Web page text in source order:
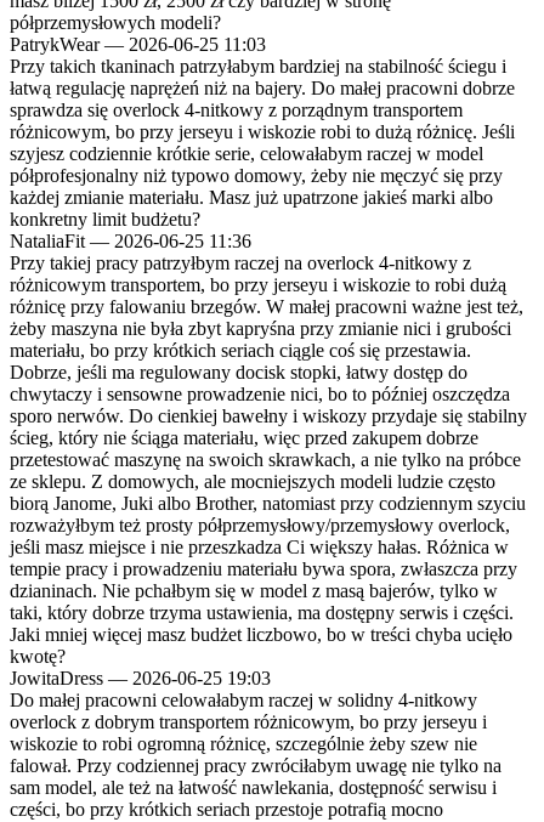
półprzemysłowych modeli?
PatrykWear — 2026-06-25 11:03
Przy takich tkaninach patrzyłabym bardziej na stabilność ściegu i
łatwą regulację naprężeń niż na bajery. Do małej pracowni dobrze
sprawdza się overlock 4-nitkowy z porządnym transportem
różnicowym, bo przy jerseyu i wiskozie robi to dużą różnicę. Jeśli
szyjesz codziennie krótkie serie, celowałabym raczej w model
półprofesjonalny niż typowo domowy, żeby nie męczyć się przy
każdej zmianie materiału. Masz już upatrzone jakieś marki albo
konkretny limit budżetu?
NataliaFit — 2026-06-25 11:36
Przy takiej pracy patrzyłbym raczej na overlock 4-nitkowy z
różnicowym transportem, bo przy jerseyu i wiskozie to robi dużą
różnicę przy falowaniu brzegów. W małej pracowni ważne jest też,
żeby maszyna nie była zbyt kapryśna przy zmianie nici i grubości
materiału, bo przy krótkich seriach ciągle coś się przestawia.
Dobrze, jeśli ma regulowany docisk stopki, łatwy dostęp do
chwytaczy i sensowne prowadzenie nici, bo to później oszczędza
sporo nerwów. Do cienkiej bawełny i wiskozy przydaje się stabilny
ścieg, który nie ściąga materiału, więc przed zakupem dobrze
przetestować maszynę na swoich skrawkach, a nie tylko na próbce
ze sklepu. Z domowych, ale mocniejszych modeli ludzie często
biorą Janome, Juki albo Brother, natomiast przy codziennym szyciu
rozważyłbym też prosty półprzemysłowy/przemysłowy overlock,
jeśli masz miejsce i nie przeszkadza Ci większy hałas. Różnica w
tempie pracy i prowadzeniu materiału bywa spora, zwłaszcza przy
dzianinach. Nie pchałbym się w model z masą bajerów, tylko w
taki, który dobrze trzyma ustawienia, ma dostępny serwis i części.
Jaki mniej więcej masz budżet liczbowo, bo w treści chyba ucięło
kwotę?
JowitaDress — 2026-06-25 19:03
Do małej pracowni celowałabym raczej w solidny 4-nitkowy
overlock z dobrym transportem różnicowym, bo przy jerseyu i
wiskozie to robi ogromną różnicę, szczególnie żeby szew nie
falował. Przy codziennej pracy zwróciłabym uwagę nie tylko na
sam model, ale też na łatwość nawlekania, dostępność serwisu i
części, bo przy krótkich seriach przestoje potrafią mocno